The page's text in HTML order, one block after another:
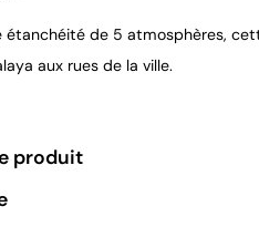
étanchéité de 5 atmosphères,
aux rues de la ville.
produit